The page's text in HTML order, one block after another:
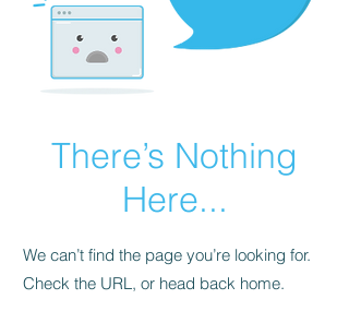
There’s Nothing
Here...
We can’t find the page you’re looking for.
Check the URL, or head back home.